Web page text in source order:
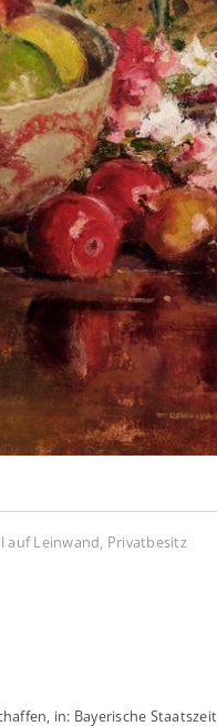
auf Leinwand, Privatbesitz
in: Bayerische